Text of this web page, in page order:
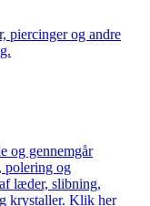
piercinger og andre
og gennemgår
polering og
læder, slibning,
krystaller. Klik her